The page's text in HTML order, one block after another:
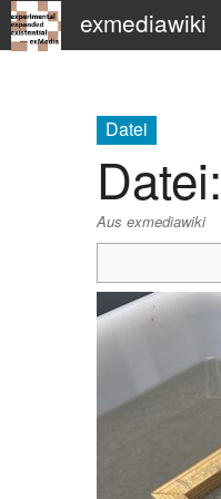
exmediawiki
Datei
Datei:
Aus exmediawiki